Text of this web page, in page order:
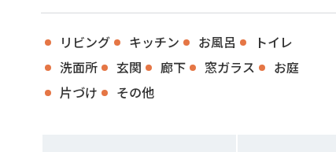
リビング キッチン お風呂
トイレ
洗面所
玄関 廊下 窓ガラス
お庭
片づけ
その他